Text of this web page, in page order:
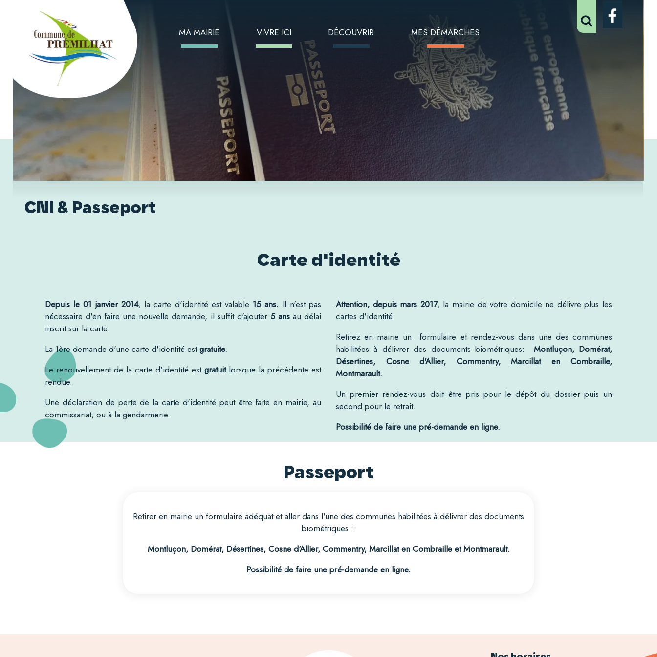
MA MAIRIE VIVRE ICI DÉCOUVRIR MES DÉMARCHES
CNI & Passeport
Carte d'identité
Depuis le 01 janvier 2014, la carte d'identité est valable 15 ans. Il n'est pas
nécessaire d'en faire une nouvelle demande, il suffit d'ajouter 5 ansau délai
inscrit sur la carte.
La 1ère demande d'une carte d'identité estgratuite.
Le renouvellement de la carte d'identité est gratuitlorsque la précédente est
rendue.
Une déclaration de perte de la carte d'identité peut être faite en mairie, au
commissariat, ou à la gendarmerie.
Attention, depuis mars 2017, la mairie de votre domicile ne délivre plus les
cartes d'identité.
Retirez en mairie un formulaire et rendez-vous dans une des communes
habilitées à délivrer des documents biométriques: Montluçon, Domérat,
Désertines, Cosne d'Allier, Commentry, Marcillat en Combraille,
Montmarault.
Un premier rendez-vous doit être pris pour le dépôt du dossier puis un
second pour le retrait.
Possibilité de faire une pré-demande en ligne.
Passeport
Retirer en mairie un formulaire adéquat et aller dans l'une des communes habilitées à délivrer des documents
biométriques :
Montluçon, Domérat, Désertines, Cosne d'Allier, Commentry, Marcillat en Combraille et Montmarault.
Possibilité de faire une pré-demande en ligne.